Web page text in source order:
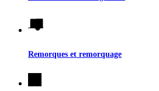
Remorques et remorquage